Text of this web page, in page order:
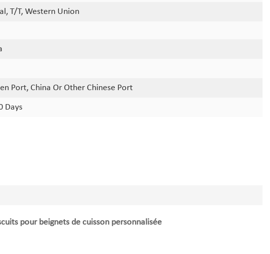
T/T, Western Union
Port, China Or Other Chinese Port
Days
pour beignets de cuisson personnalisée